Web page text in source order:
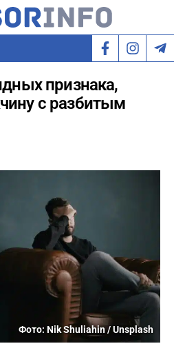
признака,
с разбитым
Фото: Nik Shuliahin / Unsplash